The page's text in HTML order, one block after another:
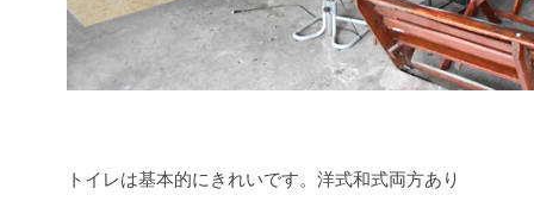
トイレは基本的にきれいです。洋式和式両方あり